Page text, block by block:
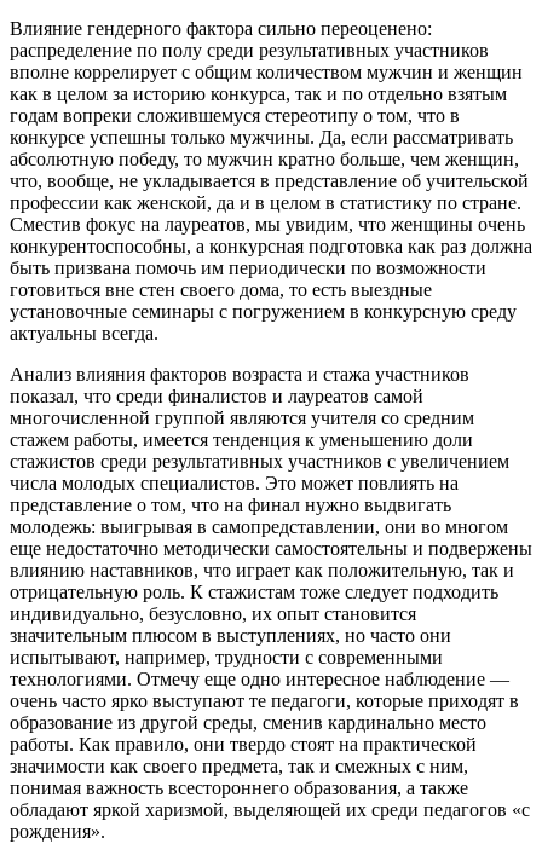
Влияние гендерного фактора сильно переоценено:
распределение по полу среди результативных участников
вполне коррелирует с общим количеством мужчин и женщин
как в целом за историю конкурса, так и по отдельно взятым
годам вопреки сложившемуся стереотипу о том, что в
конкурсе успешны только мужчины. Да, если рассматривать
абсолютную победу, то мужчин кратно больше, чем женщин,
что, вообще, не укладывается в представление об учительской
профессии как женской, да и в целом в статистику по стране.
Сместив фокус на лауреатов, мы увидим, что женщины очень
конкурентоспособны, а конкурсная подготовка как раз должна
быть призвана помочь им периодически по возможности
готовиться вне стен своего дома, то есть выездные
установочные семинары с погружением в конкурсную среду
актуальны всегда.
Анализ влияния факторов возраста и стажа участников
показал, что среди финалистов и лауреатов самой
многочисленной группой являются учителя со средним
стажем работы, имеется тенденция к уменьшению доли
стажистов среди результативных участников с увеличением
числа молодых специалистов. Это может повлиять на
представление о том, что на финал нужно выдвигать
молодежь: выигрывая в самопредставлении, они во многом
еще недостаточно методически самостоятельны и подвержены
влиянию наставников, что играет как положительную, так и
отрицательную роль. К стажистам тоже следует подходить
индивидуально, безусловно, их опыт становится
значительным плюсом в выступлениях, но часто они
испытывают, например, трудности с современными
технологиями. Отмечу еще одно интересное наблюдение —
очень часто ярко выступают те педагоги, которые приходят в
образование из другой среды, сменив кардинально место
работы. Как правило, они твердо стоят на практической
значимости как своего предмета, так и смежных с ним,
понимая важность всестороннего образования, а также
обладают яркой харизмой, выделяющей их среди педагогов «с
рождения».